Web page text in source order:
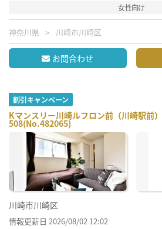
女性向け
神奈川県 川崎市川崎区
お問合わせ
割引キャンペーン
Kマンスリー川崎ルフロン前（川崎駅前
508(No.482065)
川崎市川崎区
情報更新日 2026/08/02 12:02